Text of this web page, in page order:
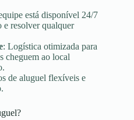
está disponível 24/7
e resolver qualquer
: Logística otimizada para
cheguem ao local
de aluguel flexíveis e